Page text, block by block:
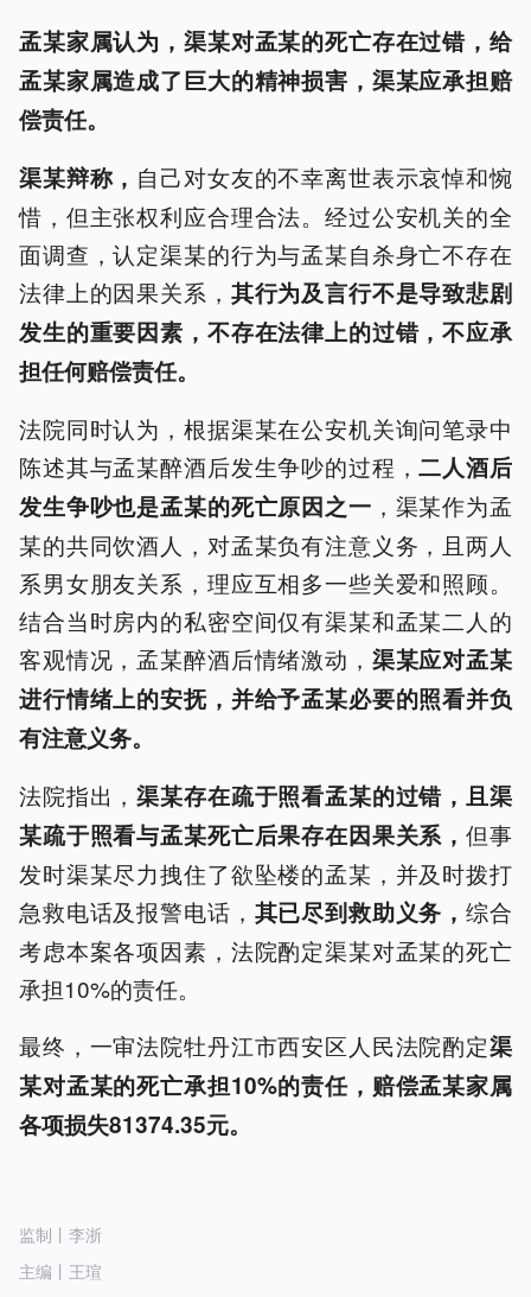
孟某家属认为，渠某对孟某的死亡存在过错，给
孟某家属造成了巨大的精神损害，渠某应承担赔
偿责任。
渠某辩称， 自己对女友的不幸离世表示哀悼和惋
惜，但主张权利应合理合法。经过公安机关的全
面调查，认定渠某的行为与孟某自杀身亡不存在
法律上的因果关系， 其行为及言行不是导致悲剧
发生的重要因素，不存在法律上的过错，不应承
担任何赔偿责任。
法院同时认为，根据渠某在公安机关询问笔录中
陈述其与孟某醉酒后发生争吵的过程，二人酒后
发生争吵也是孟某的死亡原因之一 ，渠某作为孟
某的共同饮酒人，对孟某负有注意义务，且两人
系男女朋友关系，理应互相多一些关爱和照顾。
结合当时房内的私密空间仅有渠某和孟某二人的
客观情况，孟某醉酒后情绪激动， 渠某应对孟某
进行情绪上的安抚，并给予孟某必要的照看并负
有注意义务。
法院指出，渠某存在疏于照看孟某的过错，且渠
某疏于照看与孟某死亡后果存在因果关系，但事
发时渠某尽力拽住了欲坠楼的孟某，并及时拨打
急救电话及报警电话， 其已尽到救助义务，综合
考虑本案各项因素，法院酌定渠某对孟某的死亡
承担10%的责任。
最终，一审法院牡丹江市西安区人民法院酌定渠
某对孟某的死亡承担10%的责任，赔偿孟某家属
各项损失81374.35元。
监制丨李浙
主编丨王瑄